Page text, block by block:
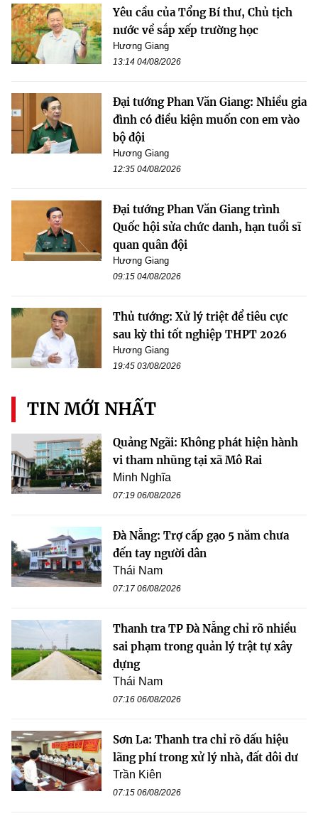
Yêu cầu của Tổng Bí thư, Chủ tịch
nước về sắp xếp trường học
Hương Giang
13:14 04/08/2026
Đại tướng Phan Văn Giang: Nhiều gia
đình có điều kiện muốn con em vào
bộ đội
Hương Giang
12:35 04/08/2026
Đại tướng Phan Văn Giang trình
Quốc hội sửa chức danh, hạn tuổi sĩ
quan quân đội
Hương Giang
09:15 04/08/2026
Thủ tướng: Xử lý triệt để tiêu cực
sau kỳ thi tốt nghiệp THPT 2026
Hương Giang
19:45 03/08/2026
TIN MỚI NHẤT
Quảng Ngãi: Không phát hiện hành
vi tham nhũng tại xã Mô Rai
Minh Nghĩa
07:19 06/08/2026
Đà Nẵng: Trợ cấp gạo 5 năm chưa
đến tay người dân
Thái Nam
07:17 06/08/2026
Thanh tra TP Đà Nẵng chỉ rõ nhiều
sai phạm trong quản lý trật tự xây
dựng
Thái Nam
07:16 06/08/2026
Sơn La: Thanh tra chỉ rõ dấu hiệu
lãng phí trong xử lý nhà, đất dôi dư
Trần Kiên
07:15 06/08/2026